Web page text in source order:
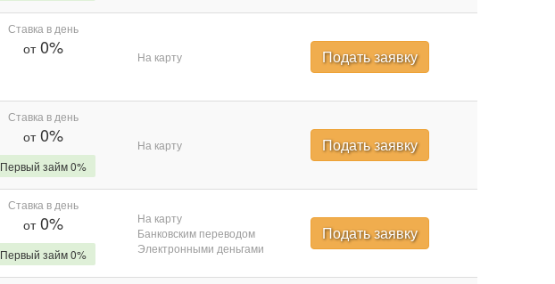
Ставка в день
от0% На карту Подать заявку
Ставка в день
от0%
Первый займ 0%
На карту Подать заявку
Ставка в день
от0%
Первый займ 0%
На карту
Банковским переводом
Электронными деньгами
Подать заявку